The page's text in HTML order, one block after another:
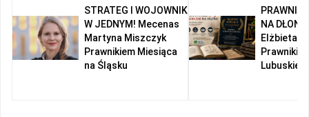
STRATEG I WOJOWNIK
W JEDNYM! Mecenas
Martyna Miszczyk
Prawnikiem Miesiąca
na Śląsku
PRAWNIK
NA
Elżbieta
Lubuskiem